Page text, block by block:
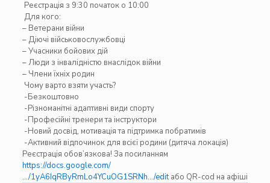
Реєстрація з 9:30 початок о 10:00
Для кого:
– Ветерани війни
– Діючі військовослужбовці
– Учасники бойових дій
– Люди з інвалідністю внаслідок війни
– Члени їхніх родин
Чому варто взяти участь?
-Безкоштовно
-Різноманітні адаптивні види спорту
-Професійні тренери та інструктори
-Новий досвід, мотивація та підтримка побратимів
-Активний відпочинок для всієї родини (дитяча локація)
Реєстрація обов’язкова! За посиланням
https://docs.google.com/
…/1yA6IqRByRmLo4YCuOG1SRNh…/editабо QR-cod на афіші